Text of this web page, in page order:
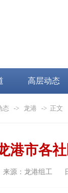
高层动态
态 -> 龙港 -> 正文
港市各
来源： 龙港组工